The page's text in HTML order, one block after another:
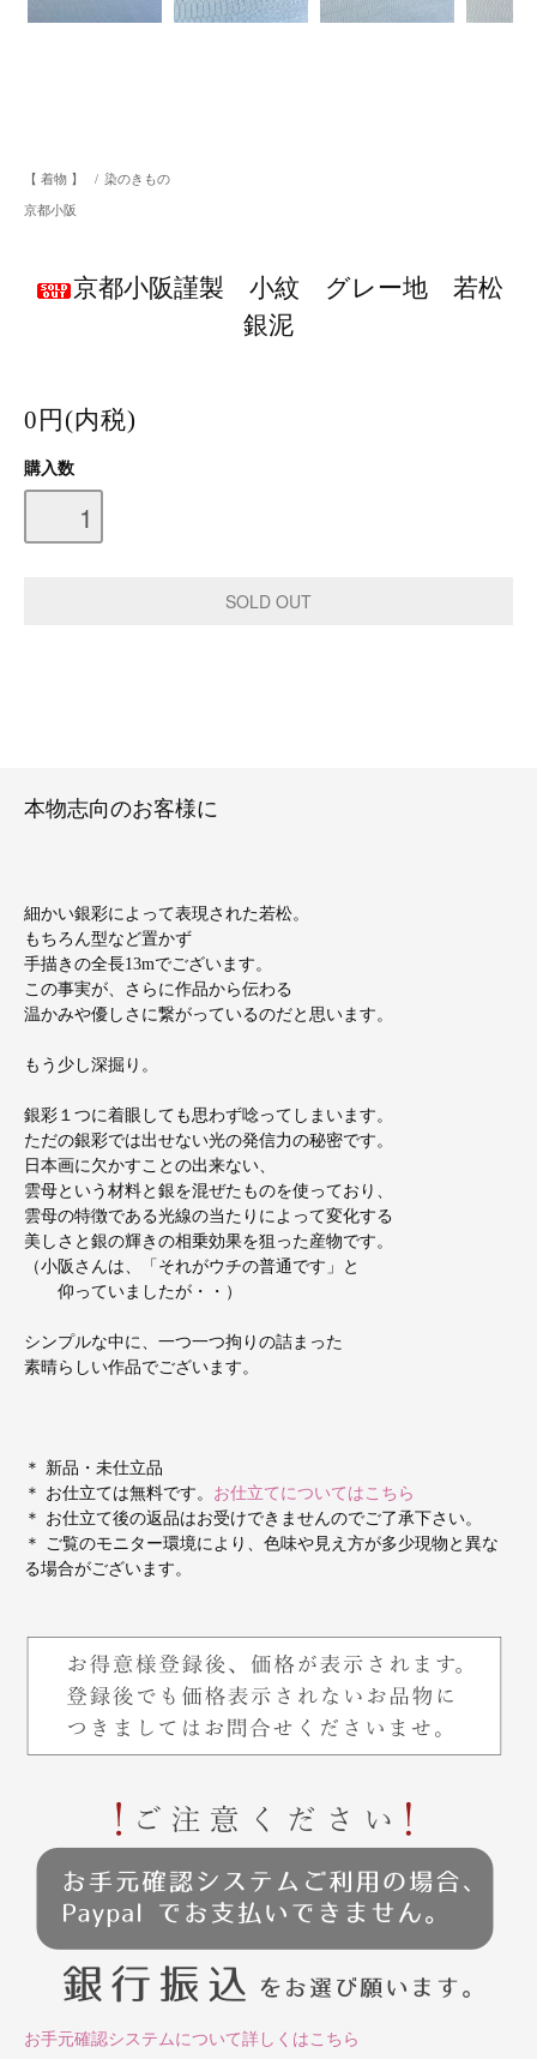
【 着物 】 / 染のきもの
京都小阪
京都小阪謹製 小紋 グレー地 若松
銀泥
0円(内税)
購入数
本物志向のお客様に
細かい銀彩によって表現された若松。
もちろん型など置かず
手描きの全長13mでございます。
この事実が、さらに作品から伝わる
温かみや優しさに繋がっているのだと思います。
もう少し深掘り。
銀彩１つに着眼しても思わず唸ってしまいます。
ただの銀彩では出せない光の発信力の秘密です。
日本画に欠かすことの出来ない、
雲母という材料と銀を混ぜたものを使っており、
雲母の特徴である光線の当たりによって変化する
美しさと銀の輝きの相乗効果を狙った産物です。
（小阪さんは、「それがウチの普通です」と
仰っていましたが・・）
シンプルな中に、一つ一つ拘りの詰まった
素晴らしい作品でございます。
＊ 新品・未仕立品
＊ お仕立ては無料です。 お仕立てについてはこちら
＊ お仕立て後の返品はお受けできませんのでご了承下さい。
＊ ご覧のモニター環境により、色味や見え方が多少現物と異な
る場合がございます。
お手元確認システムについて詳しくはこちら